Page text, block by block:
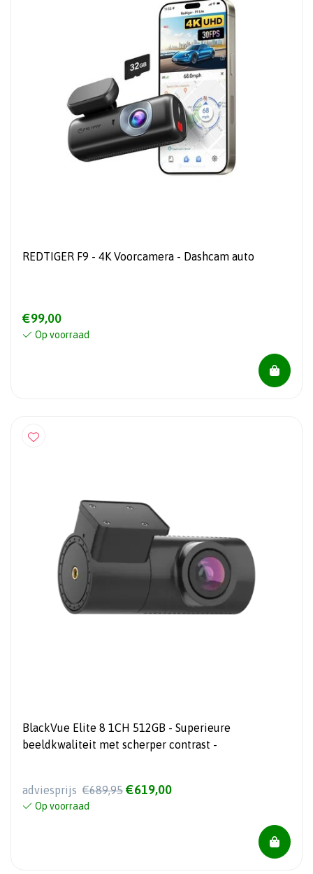
REDTIGER F9 - 4K Voorcamera - Dashcam auto
€99,00
Op voorraad
BlackVue Elite 8 1CH 512GB - Superieure
beeldkwaliteit met scherper contrast -
adviesprijs €689,95 €619,00
Op voorraad